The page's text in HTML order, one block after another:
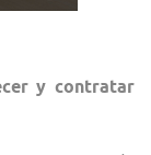
y contratar